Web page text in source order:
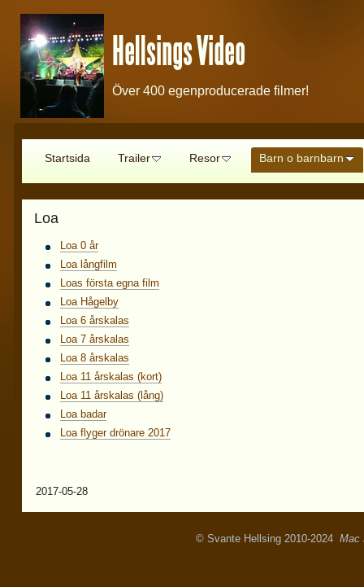
Hellsings Video
Över 400 egenproducerade filmer!
Startsida Trailer Resor Barn o barnbarn
Loa
Loa 0 år
Loa långfilm
Loas första egna film
Loa Hågelby
Loa 6 årskalas
Loa 7 årskalas
Loa 8 årskalas
Loa 11 årskalas (kort)
Loa 11 årskalas (lång)
Loa badar
Loa flyger drönare 2017
2017-05-28
© Svante Hellsing 2010-2024 Mac